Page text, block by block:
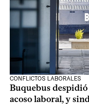
CONFLICTOS LABORALES
Buquebus
acoso laboral, y